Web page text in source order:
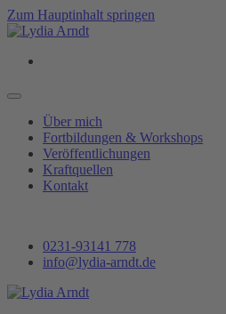
Zum Hauptinhalt springen
Über mich
Fortbildungen & Workshops
Veröffentlichungen
Kraftquellen
Kontakt
0231-93141 778
info@lydia-arndt.de